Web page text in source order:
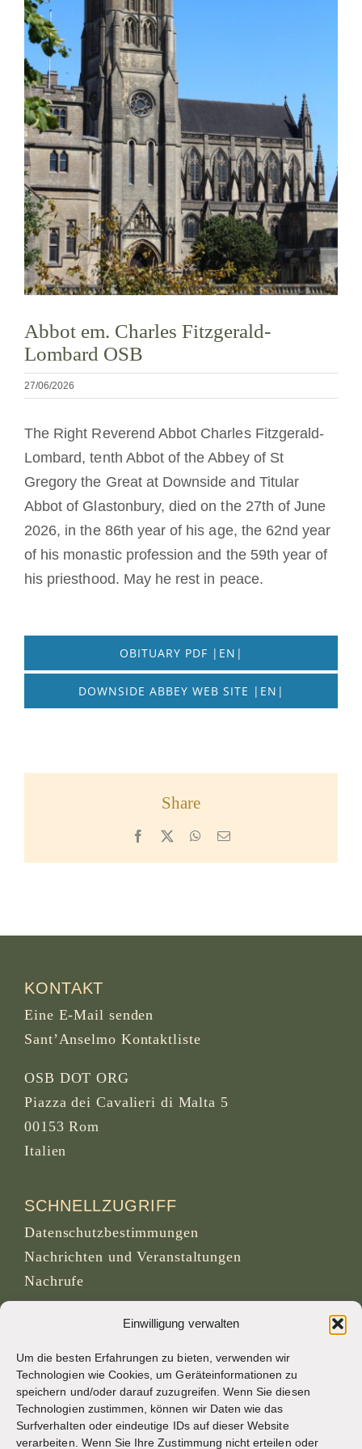
Einwilligung verwalten
Um die besten Erfahrungen zu bieten, verwenden wir
Technologien wie Cookies, um Geräteinformationen zu
speichern und/oder darauf zuzugreifen. Wenn Sie diesen
Technologien zustimmen, können wir Daten wie das
Surfverhalten oder eindeutige IDs auf dieser Website
verarbeiten. Wenn Sie Ihre Zustimmung nicht erteilen oder
Mönch oder Nonne werden
Die Medaille des Heiligen Benedikt
NEXUS
OSB.org Archiv
Abbot em. Charles Fitzgerald-
Lombard OSB
27/06/2026
The Right Reverend Abbot Charles Fitzgerald-
Lombard, tenth Abbot of the Abbey of St
Gregory the Great at Downside and Titular
Abbot of Glastonbury, died on the 27th of June
2026, in the 86th year of his age, the 62nd year
of his monastic profession and the 59th year of
his priesthood. May he rest in peace.
OBITUARY PDF |EN|
DOWNSIDE ABBEY WEB SITE |EN|
Share
Facebook WhatsApp
Email
KONTAKT
Eine E-Mail senden
Sant’Anselmo Kontaktliste
OSB DOT ORG
Piazza dei Cavalieri di Malta 5
00153 Rom
Italien
SCHNELLZUGRIFF
Datenschutzbestimmungen
Nachrichten und Veranstaltungen
Nachrufe
Archivseite von osb.org
SOZIALE MEDIEN